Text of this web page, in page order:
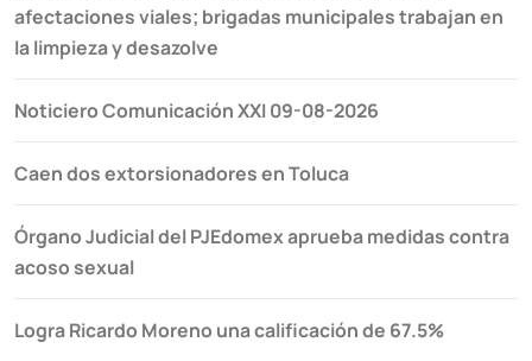
afectaciones viales; brigadas municipales trabajan en
la limpieza y desazolve
Noticiero Comunicación XXI 09-08-2026
Caen dos extorsionadores en Toluca
Órgano Judicial del PJEdomex aprueba medidas contra
acoso sexual
Logra Ricardo Moreno una calificación de 67.5%